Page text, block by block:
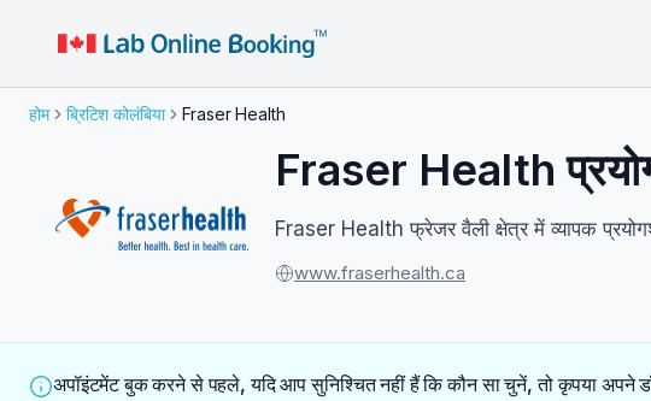
होम ब्रिटिश कोलंबिया Fraser Health
Fraser Health
Fraser Health फ्रेजर वैली क्षेत्र में व्यापक
www.fraserhealth.ca
अपॉइंटमेंट बुक करने से पहले, यदि आप सुनिश्चित नहीं हैं कि कौन सा चुनें, तो कृपया अपने